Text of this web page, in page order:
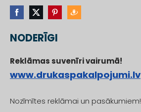
NODERĪGI
Reklāmas suvenīri vairumā!
www.drukaspakalpojumi.lv
Nozīmītes reklāmai un pasākumiem!